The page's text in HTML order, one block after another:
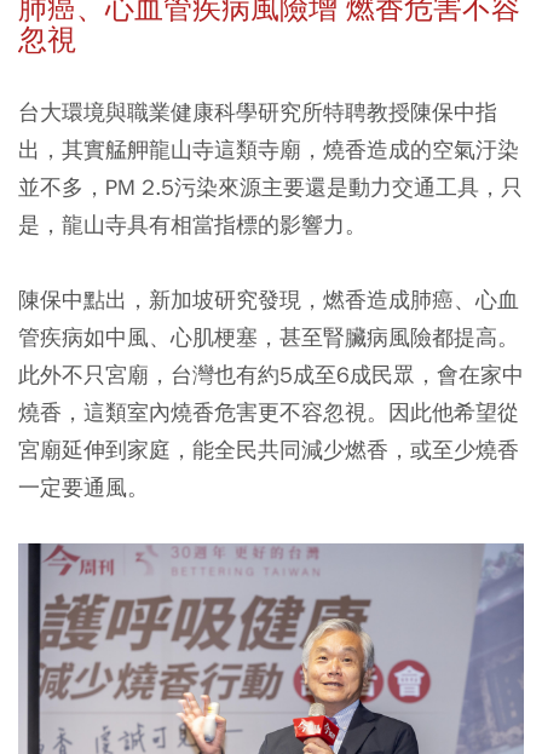
肺癌、心血管疾病風險增 燃香危害不容
忽視
台大環境與職業健康科學研究所特聘教授陳保中指
出，其實艋舺龍山寺這類寺廟，燒香造成的空氣汙染
並不多，PM 2.5污染來源主要還是動力交通工具，只
是，龍山寺具有相當指標的影響力。
陳保中點出，新加坡研究發現，燃香造成肺癌、心血
管疾病如中風、心肌梗塞，甚至腎臟病風險都提高。
此外不只宮廟，台灣也有約5成至6成民眾，會在家中
燒香，這類室內燒香危害更不容忽視。因此他希望從
宮廟延伸到家庭，能全民共同減少燃香，或至少燒香
一定要通風。